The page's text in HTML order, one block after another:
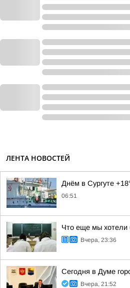
ЛЕНТА НОВОСТЕЙ
Днём в Сургуте
06:51
Что еще мы хотели
Вчера, 23:36
Сегодня в Думе
Вчера, 21:52